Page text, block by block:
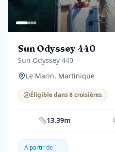
Sun Odyssey 440
Sun Odyssey 440
Le Marin, Martinique
Éligible dans 8 croisières
13.39m
A partir de